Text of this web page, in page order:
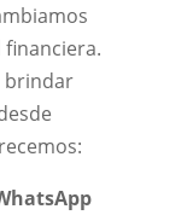
brindar